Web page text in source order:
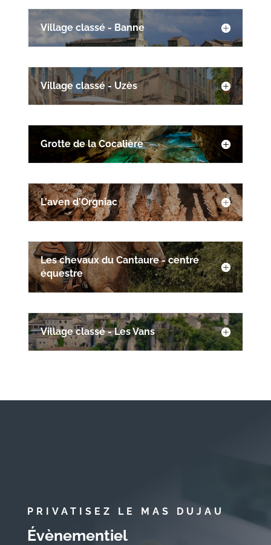
Village classé - Banne
Village classé - Uzès
Grotte de la Cocalière
L'aven d'Orgniac
Les chevaux du Cantaure - centre
équestre
Village classé - Les Vans
PRIVATISEZ LE MAS DUJAU
Évènementiel